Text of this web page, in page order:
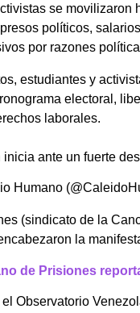
se
políticos,
por razones
estudiantes y
electoral,
laborales.
inicia ante un fuerte
Humano
(sindicato de la
la
de Prisiones
Observatorio